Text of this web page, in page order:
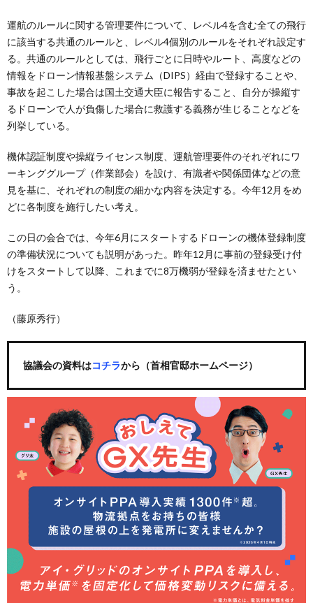
運航のルールに関する管理要件について、レベル4を含む全ての飛行
に該当する共通のルールと、レベル4個別のルールをそれぞれ設定す
る。共通のルールとしては、飛行ごとに日時やルート、高度などの
情報をドローン情報基盤システム（DIPS）経由で登録することや、
事故を起こした場合は国土交通大臣に報告すること、自分が操縦す
るドローンで人が負傷した場合に救護する義務が生じることなどを
列挙している。
機体認証制度や操縦ライセンス制度、運航管理要件のそれぞれにワ
ーキンググループ（作業部会）を設け、有識者や関係団体などの意
見を基に、それぞれの制度の細かな内容を決定する。今年12月をめ
どに各制度を施行したい考え。
この日の会合では、今年6月にスタートするドローンの機体登録制度
の準備状況についても説明があった。昨年12月に事前の登録受け付
けをスタートして以降、これまでに8万機弱が登録を済ませたとい
う。
（藤原秀行）
協議会の資料はコチラから（首相官邸ホームページ）